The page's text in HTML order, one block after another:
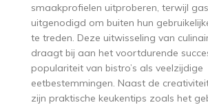
smaakprofielen uitproberen, terwijl
uitgenodigd om buiten hun
te treden. Deze uitwisseling van
draagt bij aan het voortdurende
populariteit van bistro’s als veelzijdige
eetbestemmingen. Naast de
zijn praktische keukentips zoals het